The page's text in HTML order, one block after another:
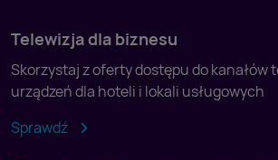
Telewizja dla biznesu
Skorzystaj z oferty dostępu do kanałów
urządzeń dla hoteli i lokali usługowych
Sprawdź